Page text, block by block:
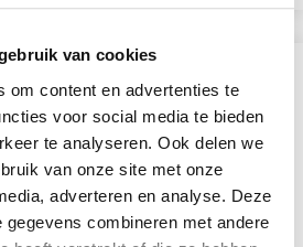
van cookies
om content en advertenties te
voor social media te bieden
te analyseren. Ook delen we
van onze site met onze
adverteren en analyse. Deze
gegevens combineren met andere